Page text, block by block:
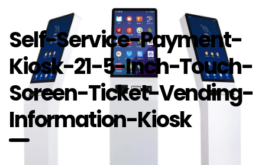
Self-Service-Payment-
Kiosk-21-5-Inch-Touch-
Screen-Ticket-Vending-
Information-Kiosk